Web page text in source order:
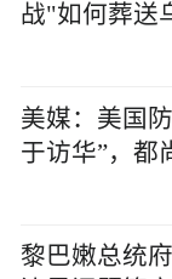
战"如何葬送
美媒：美国
于访华”，都
黎巴嫩总统